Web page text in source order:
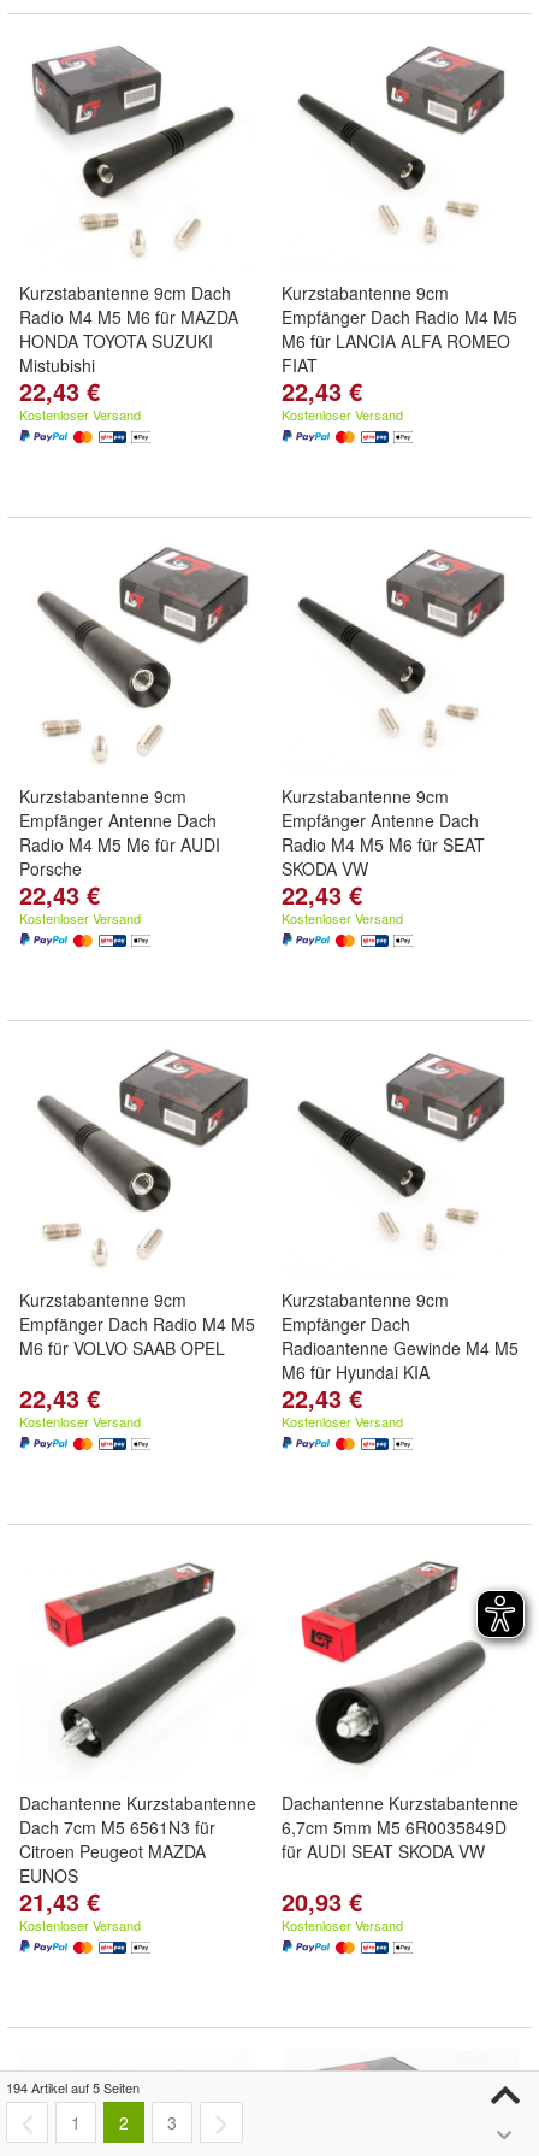
Kurzstabantenne 9cm Dach
Radio M4 M5 M6 für MAZDA
HONDA TOYOTA SUZUKI
Mistubishi
22,43 €
Kostenloser Versand
Kurzstabantenne 9cm
Empfänger Dach Radio M4 M5
M6 für LANCIA ALFA ROMEO
FIAT
22,43 €
Kostenloser Versand
Kurzstabantenne 9cm
Empfänger Antenne Dach
Radio M4 M5 M6 für AUDI
Porsche
22,43 €
Kostenloser Versand
Kurzstabantenne 9cm
Empfänger Antenne Dach
Radio M4 M5 M6 für SEAT
SKODA VW
22,43 €
Kostenloser Versand
Kurzstabantenne 9cm
Empfänger Dach Radio M4 M5
M6 für VOLVO SAAB OPEL
22,43 €
Kostenloser Versand
Kurzstabantenne 9cm
Empfänger Dach
Radioantenne Gewinde M4 M5
M6 für Hyundai KIA
22,43 €
Kostenloser Versand
Dachantenne Kurzstabantenne
Dach 7cm M5 6561N3 für
Citroen Peugeot MAZDA
EUNOS
21,43 €
Kostenloser Versand
Dachantenne Kurzstabantenne
6,7cm 5mm M5 6R0035849D
für AUDI SEAT SKODA VW
20,93 €
Kostenloser Versand
194 Artikel auf 5 Seiten
1 2 3